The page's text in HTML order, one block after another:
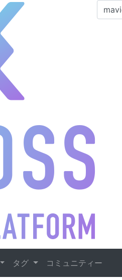
タグ コミュニティー